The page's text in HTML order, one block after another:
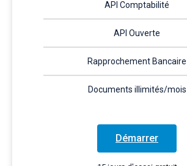
API Comptabilité
API Ouverte
Rapprochement Bancaire
Documents illimités/mois
Démarrer